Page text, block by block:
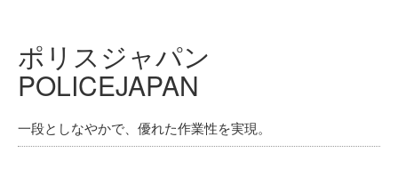
ポリスジャパン
POLICEJAPAN
一段としなやかで、優れた作業性を実現。